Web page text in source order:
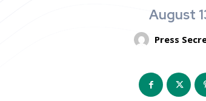
August
Press